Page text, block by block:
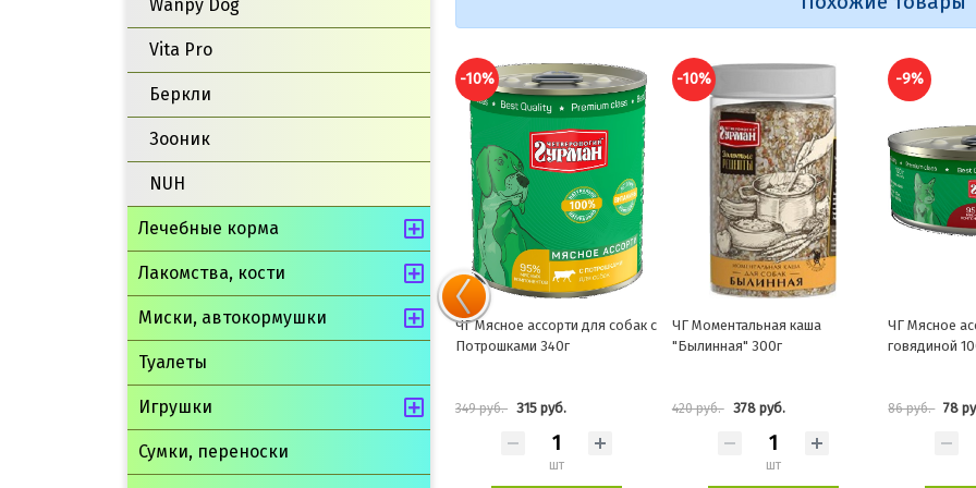
Wanpy Dog
Vita Pro
Беркли
Зооник
NUH
Лечебные корма
Лакомства, кости
Миски, автокормушки
Туалеты
Игрушки
Сумки, переноски
-10%
ЧГ Мясное ассорти для собак с
Говядиной 100г
-10%
ЧГ Мясное ассорти для собак с
Потрошками 340г
349 руб. 315 руб.
шт
-10%
ЧГ Моментальная каша
"Былинная" 300г
420 руб. 378 руб.
шт
-9%
ЧГ Мясное
говядиной
86 руб. 78